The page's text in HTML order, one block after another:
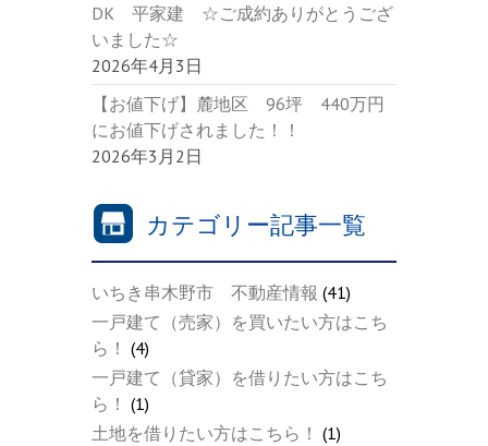
DK 平家建 ☆ご成約ありがとうござ
いました☆
2026年4月3日
【お値下げ】麓地区 96坪 440万円
にお値下げされました！！
2026年3月2日
カテゴリー記事一覧
いちき串木野市 不動産情報 (41)
一戸建て（売家）を買いたい方はこち
ら！ (4)
一戸建て（貸家）を借りたい方はこち
ら！ (1)
土地を借りたい方はこちら！ (1)